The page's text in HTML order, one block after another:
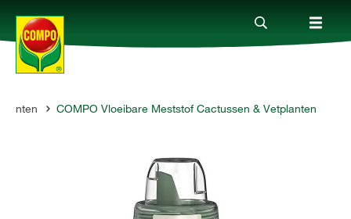
ProductenCOMPO Vloeibare Meststof Cactussen & Vetplanten